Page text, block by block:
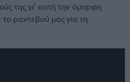
της γι’ αυτή την όμορφη
ραντεβού μας για τη